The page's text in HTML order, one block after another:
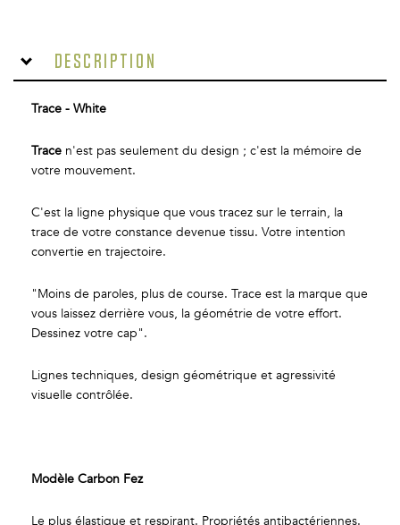
Description
Trace - White
Trace n'est pas seulement du design ; c'est la mémoire de
votre mouvement.
C'est la ligne physique que vous tracez sur le terrain, la
trace de votre constance devenue tissu. Votre intention
convertie en trajectoire.
"Moins de paroles, plus de course. Trace est la marque que
vous laissez derrière vous, la géométrie de votre effort.
Dessinez votre cap".
Lignes techniques, design géométrique et agressivité
visuelle contrôlée.
Modèle Carbon Fez
Le plus élastique et respirant. Propriétés antibactériennes.